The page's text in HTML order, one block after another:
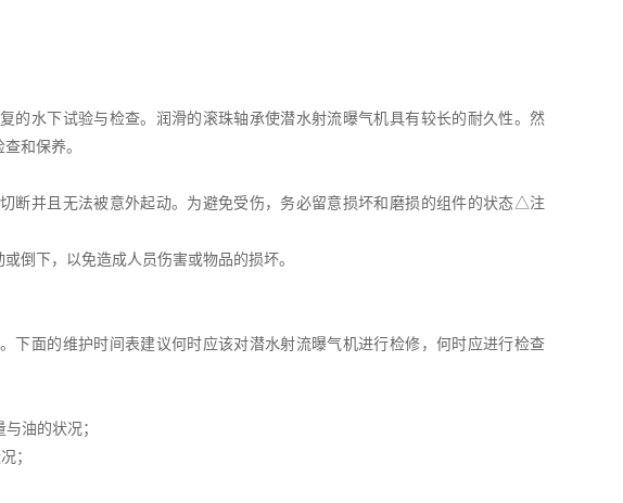
的水下试验与检查。润滑的滚珠轴承使潜水射流曝气机具有较长的耐久性。然
和保养。
并且无法被意外起动。为避免受伤，务必留意损坏和磨损的组件的状态△注
下，以免造成人员伤害或物品的损坏。
面的维护时间表建议何时应该对潜水射流曝气机进行检修，何时应进行检查
油的状况；
；